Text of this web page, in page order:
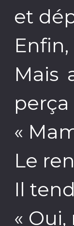
et
Mais
perça
«
Le
Il
«